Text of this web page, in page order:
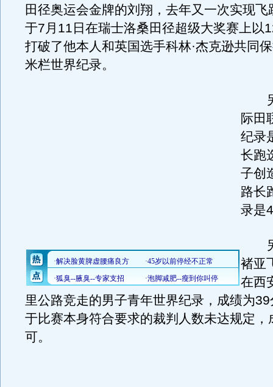
田径奥运会金牌的刘翔，去年又一次实现飞
于7月11日在瑞士洛桑田径超级大奖赛上以
打破了他本人和英国选手科林·杰克逊共同
米栏世界纪录。
另
际田
纪录
长跑
子创
路长
录是
另
褚亚
在西
里公路竞走的男子青年世界纪录，成绩为
于比赛本身符合要求的裁判人数未达规定，
可。